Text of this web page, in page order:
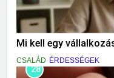
Mi kell egy
CSALÁD ÉRDESSÉGEK
28